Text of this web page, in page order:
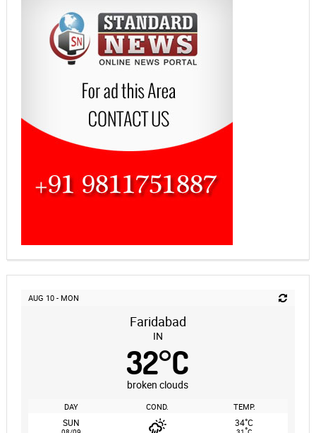
AUG 10 - MON
Faridabad
IN
32°C
broken clouds
DAY COND. TEMP.
SUN 34°C
°